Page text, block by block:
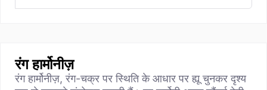
रंग हार्मोनीज़
रंग हार्मोनीज़, रंग-चक्र पर स्थिति के आधार पर ह्यू चुनकर दृश्य